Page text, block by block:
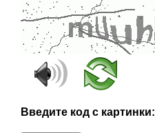
Введите код с картинки: